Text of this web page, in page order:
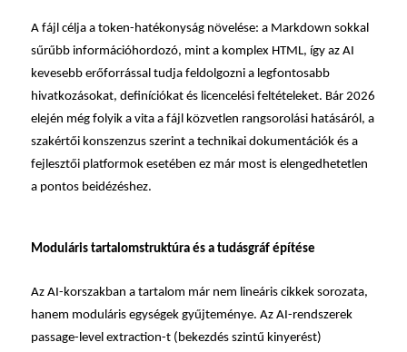
A fájl célja a token-hatékonyság növelése: a Markdown sokkal
sűrűbb információhordozó, mint a komplex HTML, így az AI
kevesebb erőforrással tudja feldolgozni a legfontosabb
hivatkozásokat, definíciókat és licencelési feltételeket. Bár 2026
elején még folyik a vita a fájl közvetlen rangsorolási hatásáról, a
szakértői konszenzus szerint a technikai dokumentációk és a
fejlesztői platformok esetében ez már most is elengedhetetlen
a pontos beidézéshez.
Moduláris tartalomstruktúra és a tudásgráf építése
Az AI-korszakban a tartalom már nem lineáris cikkek sorozata,
hanem moduláris egységek gyűjteménye. Az AI-rendszerek
passage-level extraction-t (bekezdés szintű kinyerést)